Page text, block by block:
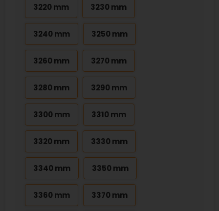
3220 mm 3230 mm
3240 mm 3250 mm
3260 mm 3270 mm
3280 mm 3290 mm
3300 mm 3310 mm
3320 mm 3330 mm
3340 mm 3350 mm
3360 mm 3370 mm